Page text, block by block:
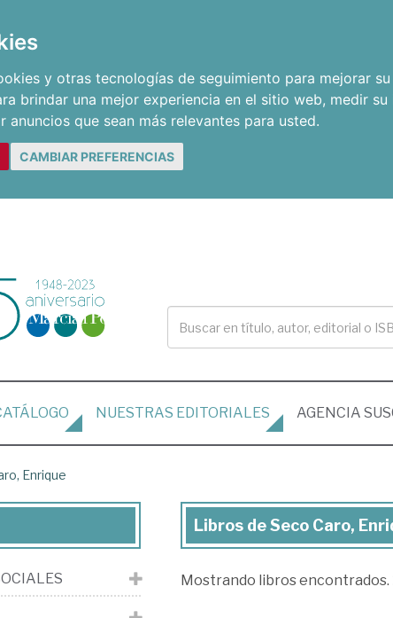
y otras tecnologías de seguimiento para mejorar
brindar una mejor experiencia en el sitio web, medir
anuncios que sean más relevantes para usted.
CAMBIAR PREFERENCIAS
NUESTRAS EDITORIALES AGENCIA
Enrique
Libros
Seco
Libros de Seco Caro,
Mostrando libros encontrados.